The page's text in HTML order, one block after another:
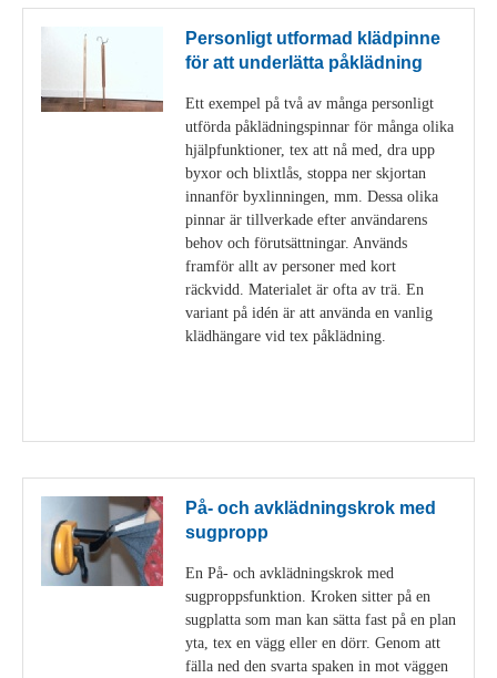
Personligt utformad klädpinne
för att underlätta påklädning
Ett exempel på två av många personligt
utförda påklädningspinnar för många olika
hjälpfunktioner, tex att nå med, dra upp
byxor och blixtlås, stoppa ner skjortan
innanför byxlinningen, mm. Dessa olika
pinnar är tillverkade efter användarens
behov och förutsättningar. Används
framför allt av personer med kort
räckvidd. Materialet är ofta av trä. En
variant på idén är att använda en vanlig
klädhängare vid tex påklädning.
På- och avklädningskrok med
sugpropp
En På- och avklädningskrok med
sugproppsfunktion. Kroken sitter på en
sugplatta som man kan sätta fast på en plan
yta, tex en vägg eller en dörr. Genom att
fälla ned den svarta spaken in mot väggen